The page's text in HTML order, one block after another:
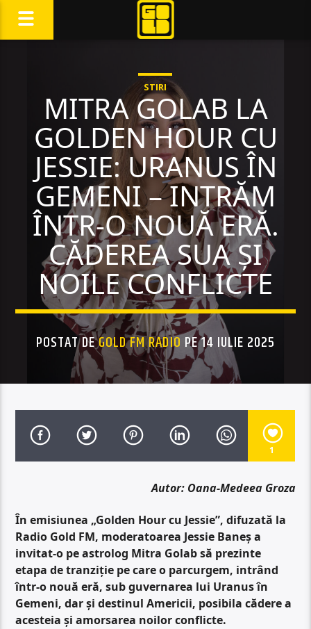
STIRI
MITRA GOLAB LA
GOLDEN HOUR CU
JESSIE: URANUS ÎN
GEMENI – INTRĂM
ÎNTR-O NOUĂ ERĂ.
CĂDEREA SUA ȘI
NOILE CONFLICTE
POSTAT DEGOLD FM RADIO PE 14 IULIE 2025
1
Autor: Oana-Medeea Groza
În emisiunea „Golden Hour cu Jessie”, difuzată la
Radio Gold FM, moderatoarea Jessie Baneș a
invitat-o pe astrolog Mitra Golab să prezinte
etapa de tranziție pe care o parcurgem, intrând
într-o nouă eră, sub guvernarea lui Uranus în
Gemeni, dar și destinul Americii, posibila cădere a
acesteia și amorsarea noilor conflicte.